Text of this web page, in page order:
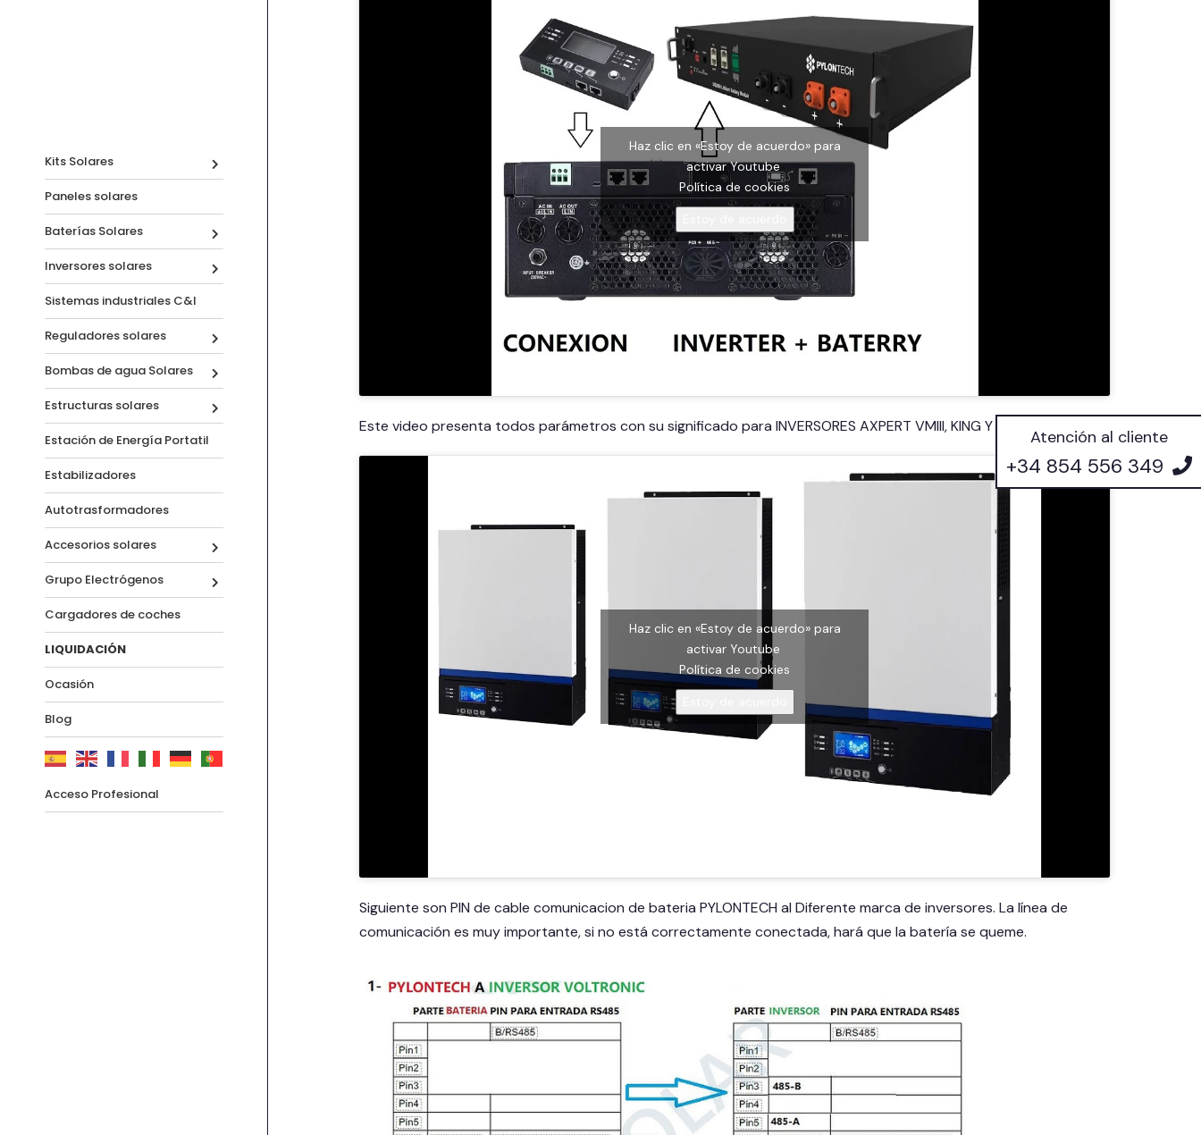
Kits Solares
Paneles solares
Baterías Solares
Inversores solares
Sistemas industriales C&I
Reguladores solares
Bombas de agua Solares
Estructuras solares
Estación de Energía Portatil
Estabilizadores
Autotrasformadores
Accesorios solares
Grupo Electrógenos
Cargadores de coches
LIQUIDACIÓN
Ocasión
Blog
Acceso Profesional
Haz clic en «Estoy de acuerdo» para
activar Youtube
Política de cookies
Este video presenta todos parámetros con su significado para INVERSORES AXPERT VMIII, KING Y MAX
Haz clic en «Estoy de acuerdo» para
activar Youtube
Política de cookies
Siguiente son PIN de cable comunicacion de bateria PYLONTECH al Diferente marca de inversores. La línea de
comunicación es muy importante, si no está correctamente conectada, hará que la batería se queme.
Atención al cliente
+34 854 556 349